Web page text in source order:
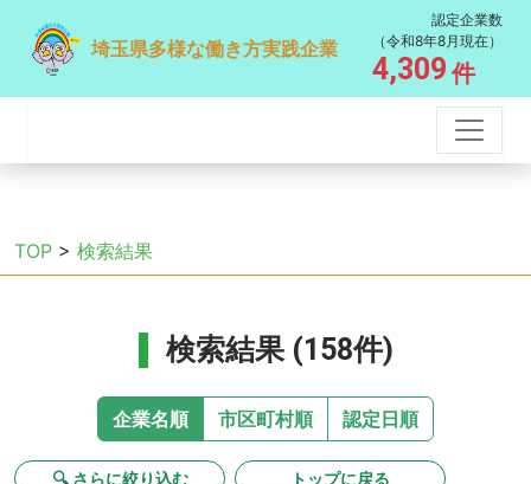
埼玉県多様な働き方実践企業
認定企業数
（令和8年8月現在）
4,309 件
TOP > 検索結果
検索結果 (158件)
企業名順 市区町村順 認定日順
🔍 さらに絞り込む トップに戻る